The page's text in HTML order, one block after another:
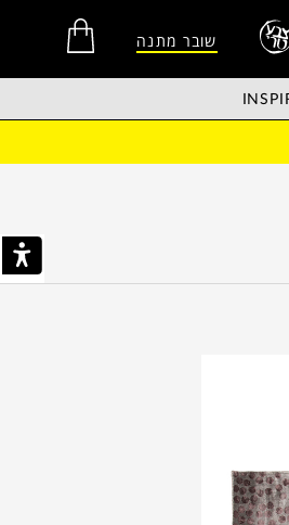
שובר מתנה